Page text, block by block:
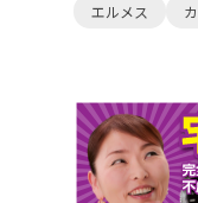
エルメス